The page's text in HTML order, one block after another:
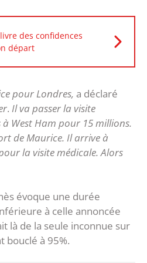
des confidences
départ
pour Londres, a déclaré
. Il va passer la visite
West Ham pour 15 millions.
de Maurice. Il arrive à
la visite médicale. Alors
évoque une durée
à celle annoncée
là de la seule inconnue sur
bouclé à 95%.